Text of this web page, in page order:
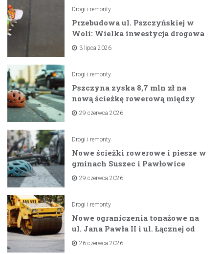
Drogi i remonty
Przebudowa ul. Pszczyńskiej w
Woli: Wielka inwestycja drogowa
na horyzoncie
3 lipca 2026
Drogi i remonty
Pszczyna zyska 8,7 mln zł na
nową ścieżkę rowerową między
zaporami
29 czerwca 2026
Drogi i remonty
Nowe ścieżki rowerowe i piesze w
gminach Suszec i Pawłowice
dzięki unijnemu wsparciu
29 czerwca 2026
Drogi i remonty
Nowe ograniczenia tonażowe na
ul. Jana Pawła II i ul. Łącznej od
lipca 2026 roku
26 czerwca 2026